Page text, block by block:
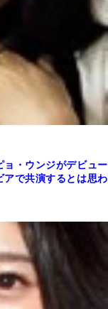
ョ・ウンジがデビュー
アで共演するとは思わ